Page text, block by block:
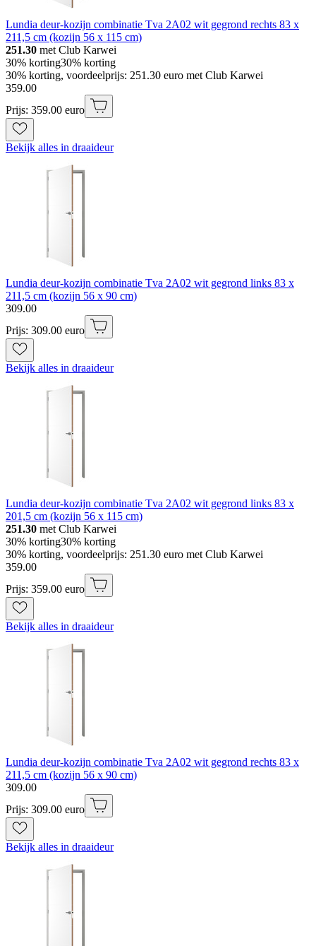
Lundia deur-kozijn combinatie Tva 2A02 wit gegrond rechts 83 x
211,5 cm (kozijn 56 x 115 cm)
251.30 met Club Karwei
30% korting30% korting
30% korting, voordeelprijs: 251.30 euro met Club Karwei
359.00
Prijs: 359.00 euro
Bekijk alles in draaideur
Lundia deur-kozijn combinatie Tva 2A02 wit gegrond links 83 x
211,5 cm (kozijn 56 x 90 cm)
309.00
Prijs: 309.00 euro
Bekijk alles in draaideur
Lundia deur-kozijn combinatie Tva 2A02 wit gegrond links 83 x
201,5 cm (kozijn 56 x 115 cm)
251.30 met Club Karwei
30% korting30% korting
30% korting, voordeelprijs: 251.30 euro met Club Karwei
359.00
Prijs: 359.00 euro
Bekijk alles in draaideur
Lundia deur-kozijn combinatie Tva 2A02 wit gegrond rechts 83 x
211,5 cm (kozijn 56 x 90 cm)
309.00
Prijs: 309.00 euro
Bekijk alles in draaideur